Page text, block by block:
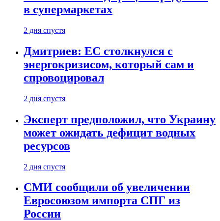
в супермаркетах
2 дня спустя
Дмитриев: ЕС столкнулся с
энергокризисом, который сам и
спровоцировал
2 дня спустя
Эксперт предположил, что Украину
может ожидать дефицит водных
ресурсов
2 дня спустя
СМИ сообщили об увеличении
Евросоюзом импорта СПГ из
России